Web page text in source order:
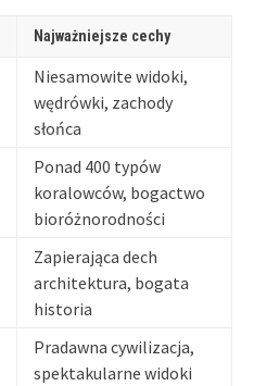
Najważniejsze cechy
Niesamowite widoki,
wędrówki, zachody
słońca
Ponad 400 typów
koralowców, bogactwo
bioróżnorodności
Zapierająca dech
architektura, bogata
historia
Pradawna cywilizacja,
spektakularne widoki